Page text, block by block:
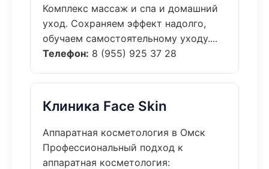
Комплекс массаж и спа и домашний
уход. Сохраняем эффект надолго,
обучаем самостоятельному уходу....
Телефон: 8 (955) 925 37 28
Клиника Face Skin
Аппаратная косметология в Омск
Профессиональный подход к
аппаратная косметология: